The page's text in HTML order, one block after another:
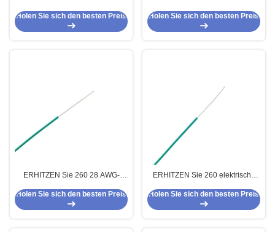
Temperatur des Grads PTFE
Holen Sie sich den besten Preis
hohe Temperatur UL1659 PTFE
Holen Sie sich den besten Preis
ERHITZEN Sie 260 28 AWG-
verkabeln silbernes kupfernes
Nickel-Kupfer
Holen Sie sich den besten Preis
ERHITZEN Sie 260 elektrische
Temperatur des Draht-30AWG
Holen Sie sich den besten Preis